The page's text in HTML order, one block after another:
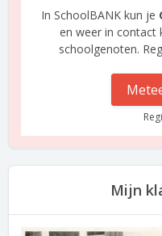
In SchoolBANK kun je
en weer in contact
schoolgenoten.
Mijn